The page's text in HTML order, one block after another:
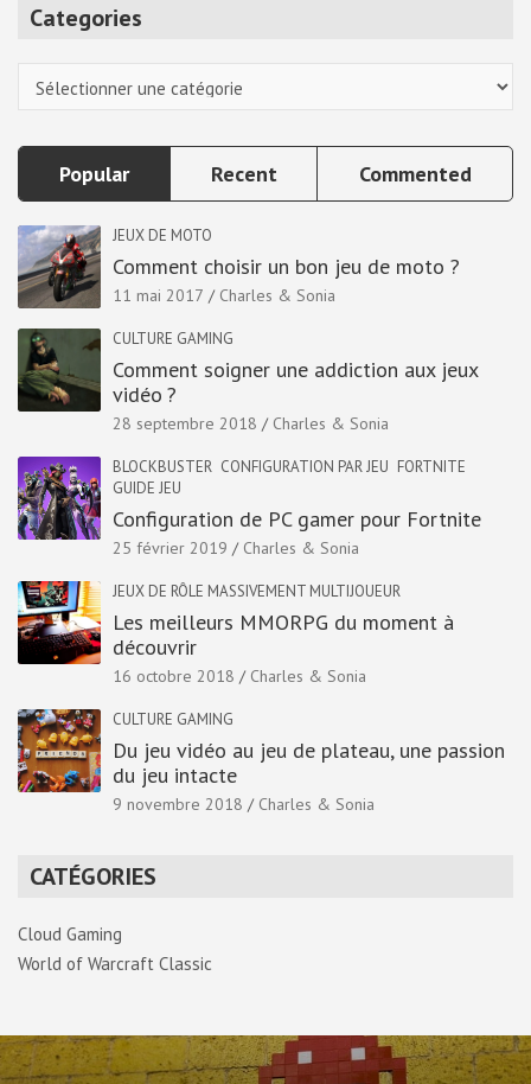
Categories
Popular Recent Commented
JEUX DE MOTO
Comment choisir un bon jeu de moto ?
11 mai 2017 Charles & Sonia
CULTURE GAMING
Comment soigner une addiction aux jeux
vidéo ?
28 septembre 2018 Charles & Sonia
BLOCKBUSTER CONFIGURATION PAR JEU FORTNITE
GUIDE JEU
Configuration de PC gamer pour Fortnite
25 février 2019 Charles & Sonia
JEUX DE RÔLE MASSIVEMENT MULTIJOUEUR
Les meilleurs MMORPG du moment à
découvrir
16 octobre 2018 Charles & Sonia
CULTURE GAMING
Du jeu vidéo au jeu de plateau, une passion
du jeu intacte
9 novembre 2018 Charles & Sonia
CATÉGORIES
Cloud Gaming
World of Warcraft Classic